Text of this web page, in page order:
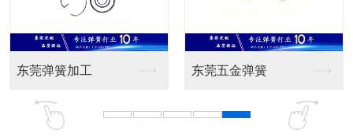
东莞压簧
加工 东莞五金弹簧